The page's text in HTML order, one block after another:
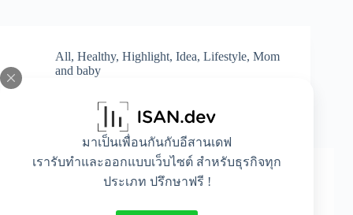
มาเป็นเพื่อนกันกับอีสานเดฟ
เรารับทำและออกแบบเว็บไซต์ สำหรับธุรกิจทุก
ประเภท ปรึกษาฟรี !
All, Healthy, Highlight, Idea, Lifestyle, Mom
and baby
ศึกษาก่อนตัดสินใจ การทำ IVF มีราคาเท่าไร